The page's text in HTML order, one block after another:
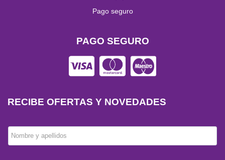
Pago seguro
PAGO SEGURO
RECIBE OFERTAS Y NOVEDADES
Nombre y apellidos